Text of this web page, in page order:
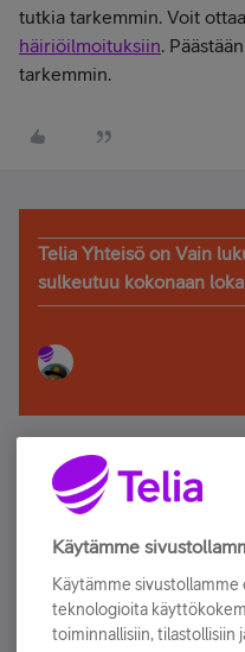
tutkia tarkemmin. Voit
häiriöilmoituksiin.
tarkemmin.
Telia Yhteisö on Vain
sulkeutuu kokonaan
Älä jää paitsi –
Tilaa Telian uutiskirje ja
sähköpostiisi.
Käytämme
Käytämme sivustollamme
teknologioita
toiminnallisiin, tilastollisiin